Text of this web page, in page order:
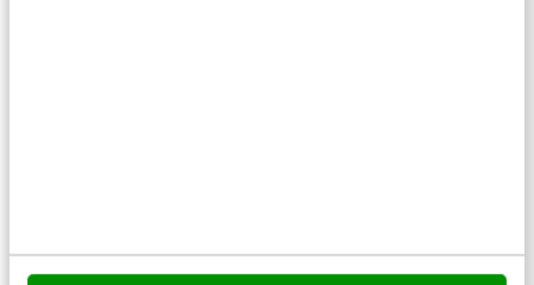
de publieke opinie beïnvloeden